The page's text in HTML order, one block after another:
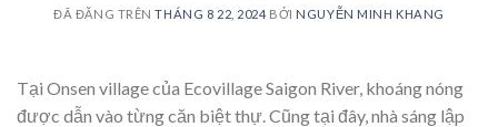
ĐÃ ĐĂNG TRÊNTHÁNG 8 22, 2024 BỞI NGUYỄN MINH KHANG
Tại Onsen village của Ecovillage Saigon River, khoáng nóng
được dẫn vào từng căn biệt thự. Cũng tại đây, nhà sáng lập